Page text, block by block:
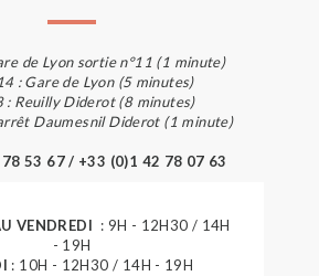
de Lyon sortie n°11 (1 minute)
: Gare de Lyon (5 minutes)
: Reuilly Diderot (8 minutes)
Daumesnil Diderot (1 minute)
53 67 / +33 (0)1 42 78 07 63
VENDREDI : 9H - 12H30 / 14H
- 19H
: 10H - 12H30 / 14H - 19H